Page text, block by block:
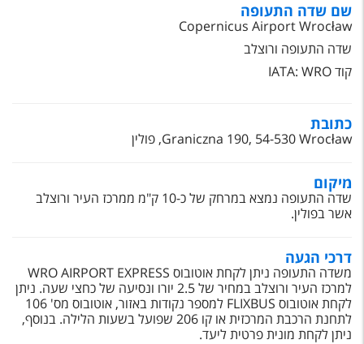
טיולים מאורגנים
סגנונות טיול
הרגע האחרון
טיסות לחו"ל
Русский
קרוז
מגזין אשת
שם שדה התעופה
Copernicus Airport Wrocław
שדה התעופה ורוצלב
קוד IATA: WRO
כתובת
Graniczna 190, 54-530 Wrocław, פולין
מיקום
שדה התעופה נמצא במרחק של כ-10 ק"מ ממרכז העיר ורוצלב
אשר בפולין.
דרכי הגעה
משדה התעופה ניתן לקחת אוטובוס WRO AIRPORT EXPRESS
למרכז העיר
ורוצלב במחיר של 2.5 יורו ונסיעה של כחצי שעה. ניתן
לקחת אוטובוס FLIXBUS
למספר נקודות באזור, אוטובוס מס' 106
לתחנת הרכבת המרכזית או קו 206 שפועל בשעות הלילה. בנוסף,
ניתן לקחת מונית פרטית ליעד.